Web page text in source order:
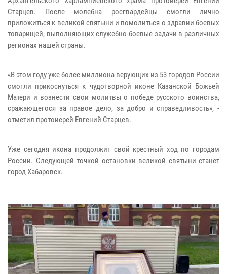
Старцев. После молебна росгвардейцы смогли лично
приложиться к великой святыни и помолиться о здравии боевых
товарищей, выполняющих служебно-боевые задачи в различных
регионах нашей страны.
«В этом году уже более миллиона верующих из 53 городов России
смогли прикоснуться к чудотворной иконе Казанской Божьей
Матери и вознести свои молитвы о победе русского воинства,
сражающегося за правое дело, за добро и справедливость», -
отметил протоиерей Евгений Старцев.
Уже сегодня икона продолжит свой крестный ход по городам
России. Следующей точкой остановки великой святыни станет
город Хабаровск.